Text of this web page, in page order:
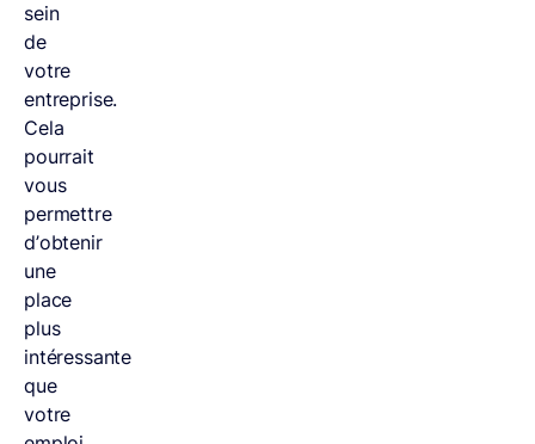
sein
de
votre
entreprise.
Cela
pourrait
vous
permettre
d’obtenir
une
place
plus
intéressante
que
votre